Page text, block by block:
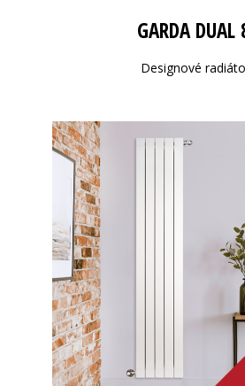
GARDA DUAL
Designové